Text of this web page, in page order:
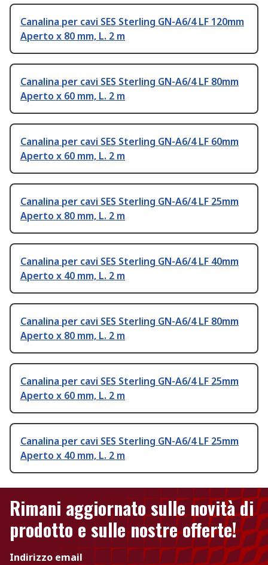
Canalina per cavi SES Sterling GN-A6/4 LF 120mm
Aperto x 80 mm, L. 2 m
Canalina per cavi SES Sterling GN-A6/4 LF 80mm
Aperto x 60 mm, L. 2 m
Canalina per cavi SES Sterling GN-A6/4 LF 60mm
Aperto x 60 mm, L. 2 m
Canalina per cavi SES Sterling GN-A6/4 LF 25mm
Aperto x 80 mm, L. 2 m
Canalina per cavi SES Sterling GN-A6/4 LF 40mm
Aperto x 40 mm, L. 2 m
Canalina per cavi SES Sterling GN-A6/4 LF 80mm
Aperto x 80 mm, L. 2 m
Canalina per cavi SES Sterling GN-A6/4 LF 25mm
Aperto x 60 mm, L. 2 m
Canalina per cavi SES Sterling GN-A6/4 LF 25mm
Aperto x 40 mm, L. 2 m
Rimani aggiornato sulle novità di
prodotto e sulle nostre offerte!
Indirizzo email